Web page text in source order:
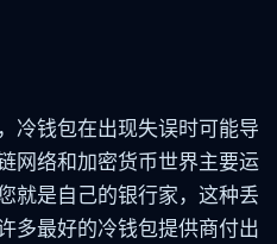
冷钱包在出现失误时可能导
网络和加密货币世界主要运
就是自己的银行家，这种丢
多最好的冷钱包提供商付出